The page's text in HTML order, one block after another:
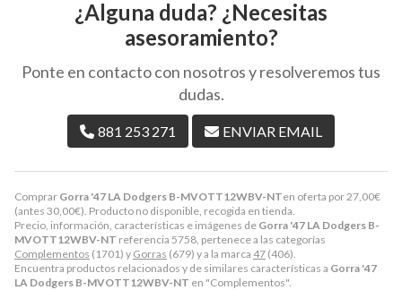
Comprar Gorra '47 LA Dodgers B-MVOTT12WBV-NTen oferta por 27,00€
(antes 30,00€). Producto no disponible, recogida en tienda.
Precio, información, características e imágenes de Gorra '47 LA Dodgers B-
MVOTT12WBV-NT referencia 5758, pertenece a las categorías
Complementos (1701) y Gorras (679) y a la marca 47 (406).
Encuentra productos relacionados y de similares características a Gorra '47
LA Dodgers B-MVOTT12WBV-NT en "Complementos".
¿Alguna duda? ¿Necesitas
asesoramiento?
Ponte en contacto con nosotros y resolveremos tus
dudas.
881 253 271 ENVIAR EMAIL